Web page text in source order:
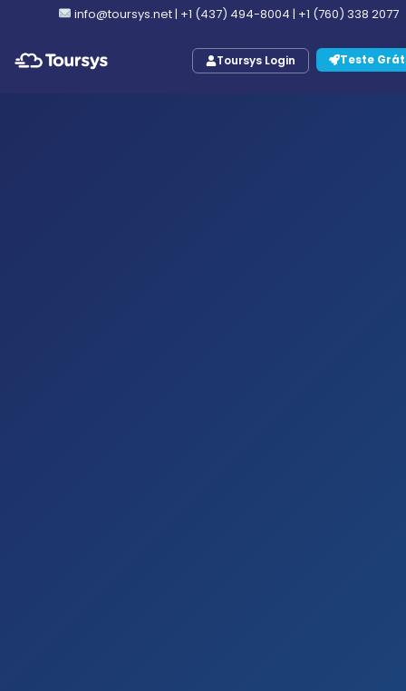
info@toursys.net| +1 (437) 494-8004 | +1 (760) 338 2077
Toursys Login Teste